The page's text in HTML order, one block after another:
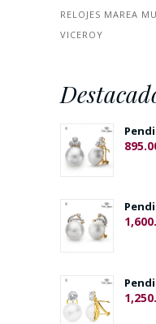
RELOJES MAREA
VICEROY